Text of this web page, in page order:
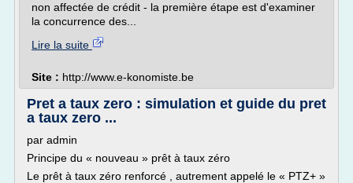
non affectée de crédit - la première étape est d'examiner
la concurrence des...
Lire la suite
Site : http://www.e-konomiste.be
Pret a taux zero : simulation et guide du pret
a taux zero ...
par admin
Principe du « nouveau » prêt à taux zéro
Le prêt à taux zéro renforcé , autrement appelé le « PTZ+ »